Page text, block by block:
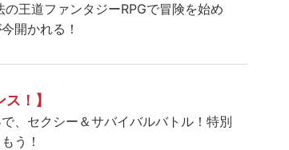
王道ファンタジーRPGで冒険を始め
開かれる！
！】
、セクシー＆サバイバルバトル！特別
う！